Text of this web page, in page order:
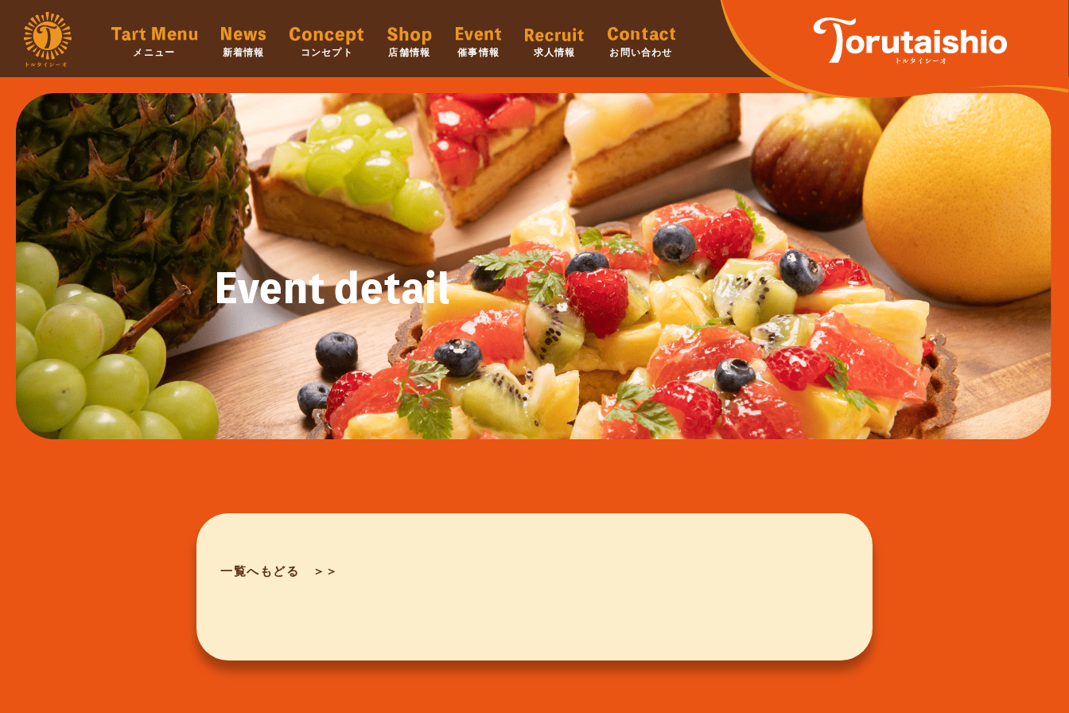
メニュー 新着情報 コンセプト 店舗情報 催事情報 求人情報 お問い合わせ
Event detail
一覧へもどる ＞＞